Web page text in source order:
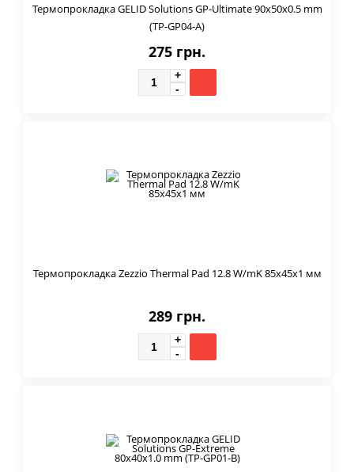
Термопрокладка GELID Solutions GP-Ultimate 90x50x0.5 mm
(TP-GP04-A)
275 грн.
Термопрокладка Zezzio Thermal Pad 12.8 W/mK 85х45x1 мм
289 грн.